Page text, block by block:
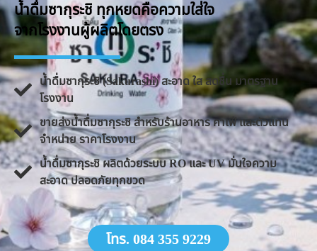
น้ำดื่มซากุระชิ ทุกหยดคือความใส่ใจ
จากโรงงานผู้ผลิตโดยตรง
น้ำดื่มซากุระชิ (Sakurashi) สะอาด ใส สดชื่น มาตรฐาน
โรงงาน
ขายส่งน้ำดื่มซากุระชิ สำหรับร้านอาหาร คาเฟ่ และตัวแทน
จำหน่าย ราคาโรงงาน
น้ำดื่มซากุระชิ ผลิตด้วยระบบ RO และ UV มั่นใจความ
สะอาด ปลอดภัยทุกขวด
โทร. 084 355 9229